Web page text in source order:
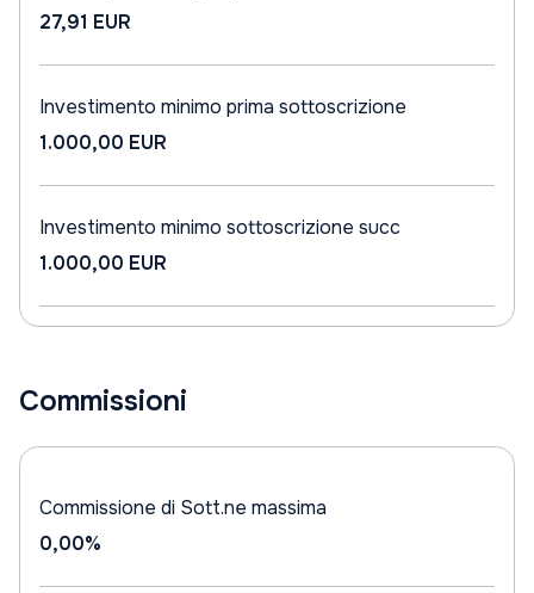
27,91 EUR
Investimento minimo prima sottoscrizione
1.000,00 EUR
Investimento minimo sottoscrizione succ
1.000,00 EUR
Commissioni
Commissione di Sott.ne massima
0,00%